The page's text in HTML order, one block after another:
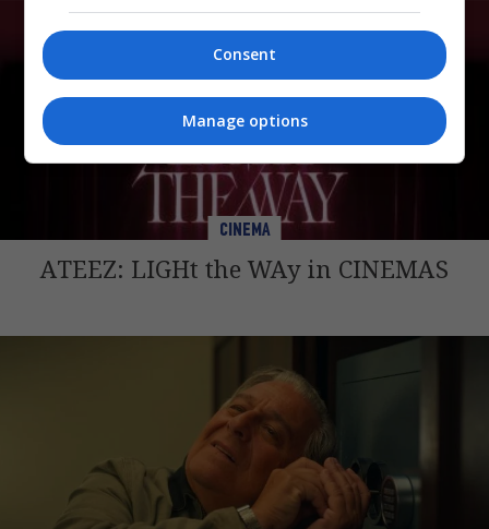
CINEMA
ATEEZ: LIGHt the WAy in CINEMAS
Consent
Manage options